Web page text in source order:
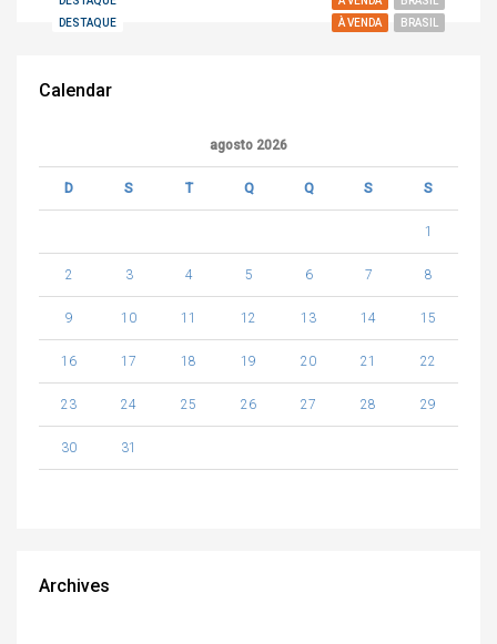
DESTAQUE
À VENDA BRASIL
Calendar
agosto 2026
D S T Q Q S S
1
2 3 4 5 6 7 8
9 10 11 12 13 14 15
16 17 18 19 20 21 22
23 24 25 26 27 28 29
30 31
Archives